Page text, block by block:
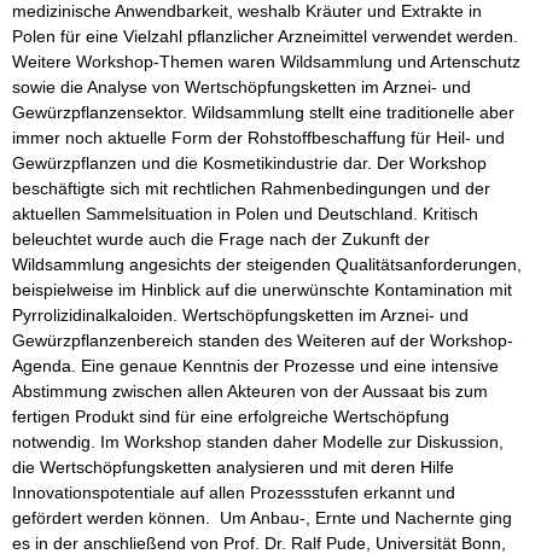
medizinische Anwendbarkeit, weshalb Kräuter und Extrakte in
Polen für eine Vielzahl pflanzlicher Arzneimittel verwendet werden.
Weitere Workshop-Themen waren Wildsammlung und Artenschutz
sowie die Analyse von Wertschöpfungsketten im Arznei- und
Gewürzpflanzensektor. Wildsammlung stellt eine traditionelle aber
immer noch aktuelle Form der Rohstoffbeschaffung für Heil- und
Gewürzpflanzen und die Kosmetikindustrie dar. Der Workshop
beschäftigte sich mit rechtlichen Rahmenbedingungen und der
aktuellen Sammelsituation in Polen und Deutschland. Kritisch
beleuchtet wurde auch die Frage nach der Zukunft der
Wildsammlung angesichts der steigenden Qualitätsanforderungen,
beispielweise im Hinblick auf die unerwünschte Kontamination mit
Pyrrolizidinalkaloiden. Wertschöpfungsketten im Arznei- und
Gewürzpflanzenbereich standen des Weiteren auf der Workshop-
Agenda. Eine genaue Kenntnis der Prozesse und eine intensive
Abstimmung zwischen allen Akteuren von der Aussaat bis zum
fertigen Produkt sind für eine erfolgreiche Wertschöpfung
notwendig. Im Workshop standen daher Modelle zur Diskussion,
die Wertschöpfungsketten analysieren und mit deren Hilfe
Innovationspotentiale auf allen Prozessstufen erkannt und
gefördert werden können. Um Anbau-, Ernte und Nachernte ging
es in der anschließend von Prof. Dr. Ralf Pude, Universität Bonn,